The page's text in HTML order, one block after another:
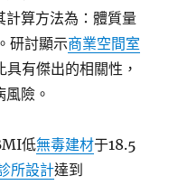
計算方法為：體質量
研討顯示商業空間室
有傑出的相關性，
險。
低無毒建材于18.5
所設計達到